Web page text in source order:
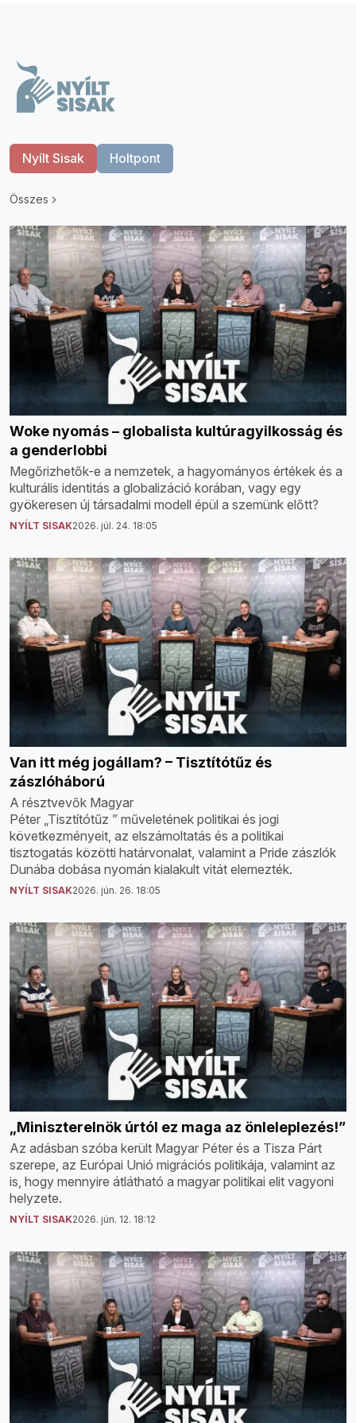
Nyílt Sisak Holtpont
Összes
Woke nyomás – globalista kultúragyilkosság és
a genderlobbi
Megőrizhetők-e a nemzetek, a hagyományos értékek és a
kulturális identitás a globalizáció korában, vagy egy
gyökeresen új társadalmi modell épül a szemünk előtt?
NYÍLT SISAK2026. júl. 24. 18:05
Van itt még jogállam? – Tisztítótűz és
zászlóháború
A résztvevők Magyar
Péter „Tisztítótűz ” műveletének politikai és jogi
következményeit, az elszámoltatás és a politikai
tisztogatás közötti határvonalat, valamint a Pride zászlók
Dunába dobása nyomán kialakult vitát elemezték.
NYÍLT SISAK2026. jún. 26. 18:05
„Miniszterelnök úrtól ez maga az önleleplezés!”
Az adásban szóba került Magyar Péter és a Tisza Párt
szerepe, az Európai Unió migrációs politikája, valamint az
is, hogy mennyire átlátható a magyar politikai elit vagyoni
helyzete.
NYÍLT SISAK2026. jún. 12. 18:12